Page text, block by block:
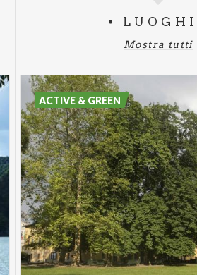
LUOGHI
Mostra tutti
ACTIVE & GREEN